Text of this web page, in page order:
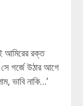
আমিরের রক্ত
গর্জে উঠার আগে
ভাবি নাকি…’